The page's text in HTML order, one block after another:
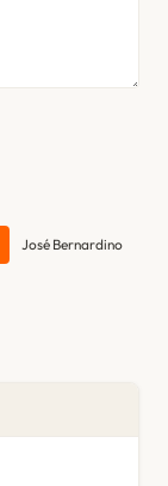
José Bernardino